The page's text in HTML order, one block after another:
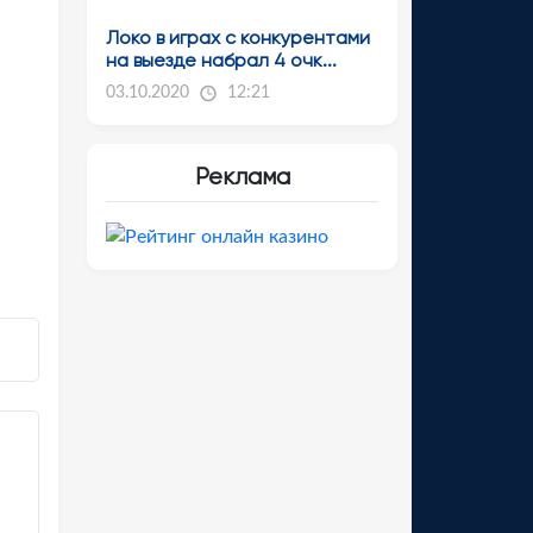
Локо в играх с конкурентами
на выезде набрал 4 очк...
03.10.2020 12:21
Реклама